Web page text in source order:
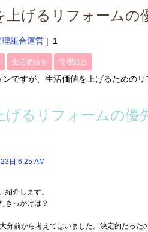
上げるリフォームの
理組合運営 1
生活価値を 管理組合
ですが、生活価値を上げるための
げるリフォームの優
日 6:25 AM
紹介します。
きっかけは？
分前から考えてはいました。決定的だった